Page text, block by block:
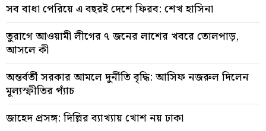
সব বাধা পেরিয়ে এ বছরই দেশে ফিরব: শেখ হাসিনা
তুরাগে আওয়ামী লীগের ৭ জনের লাশের খবরে তোলপাড়,
আসলে কী
অন্তর্বর্তী সরকার আমলে দুর্নীতি বৃদ্ধি: আসিফ নজরুল দিলেন
মূল্যস্ফীতির প্যাঁচ
জাহেদ প্রসঙ্গ: দিল্লির ব্যাখ্যায় খোশ নয় ঢাকা